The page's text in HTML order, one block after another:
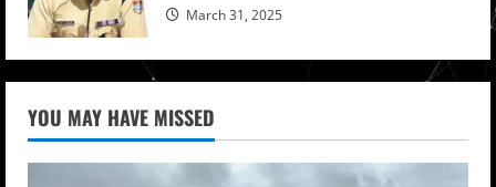
March 31, 2025
YOU MAY HAVE MISSED